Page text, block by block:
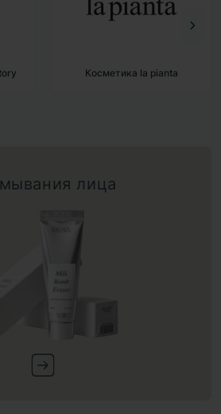
Косметика BAD SKIN
лица